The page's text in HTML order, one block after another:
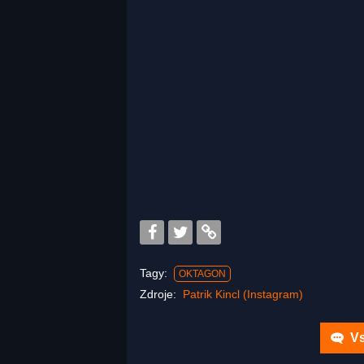
Tagy: OKTAGON
Zdroje: Patrik Kincl (Instagram)